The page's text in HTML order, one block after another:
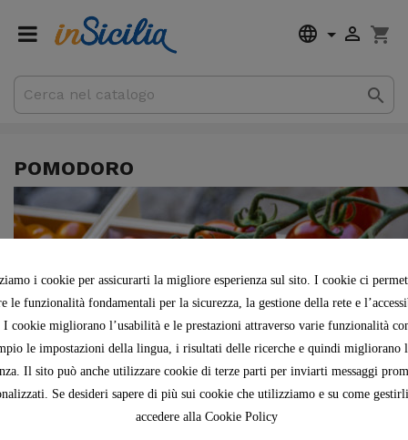
i cookie per assicurarti la migliore esperienza sul sito. I cookie ci
le funzionalità fondamentali per la sicurezza, la gestione della rete e
I cookie migliorano l’usabilità e le prestazioni attraverso varie funzionalità
le impostazioni della lingua, i risultati delle ricerche e quindi migliorano
Il sito può anche utilizzare cookie di terze parti per inviarti messaggi
Se desideri sapere di più sui cookie che utilizziamo e su come
accedere alla Cookie Policy
  shopping_cart

POMODORO